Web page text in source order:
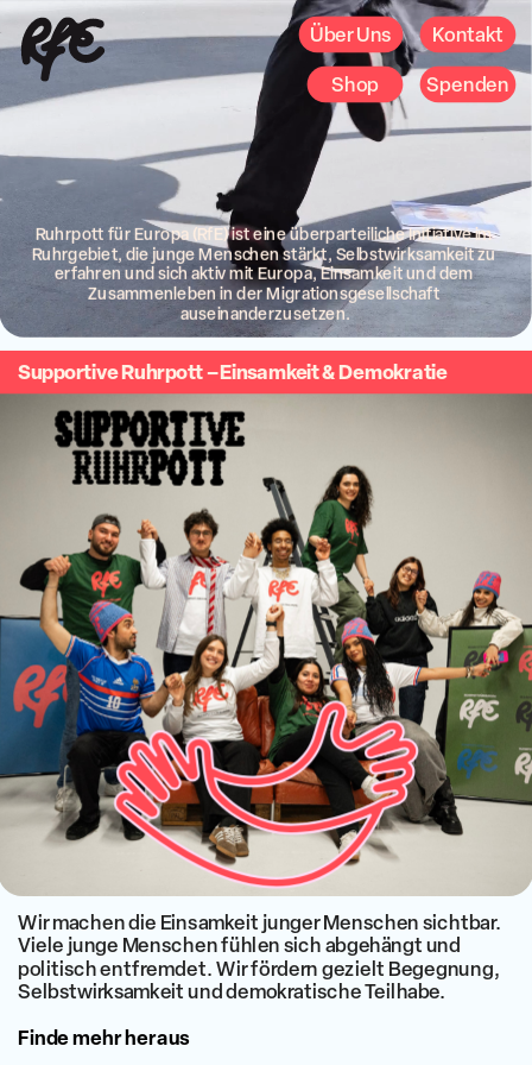
Kontakt
Über Uns
Shop Spenden
Ruhrpott für Europa (RfE) ist eine überparteiliche Initiative im
Ruhrgebiet, die junge Menschen stärkt, Selbstwirksamkeit zu
erfahren und sich aktiv mit Europa, Einsamkeit und dem
Zusammenleben in der Migrationsgesellschaft
auseinanderzusetzen.
Supportive Ruhrpott – Einsamkeit & Demokratie
Wir machen die Einsamkeit junger Menschen sichtbar.
Viele junge Menschen fühlen sich abgehängt und
politisch entfremdet. Wir fördern gezielt Begegnung,
Selbstwirksamkeit und demokratische Teilhabe.
Finde mehr heraus